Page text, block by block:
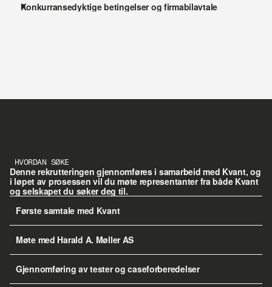
Konkurransedyktige betingelser og firmabilavtale
HVORDAN SØKE
Denne rekrutteringen gjennomføres i samarbeid med Kvant, og
i løpet av prosessen vil du møte representanter fra både Kvant
og selskapet du søker deg til.
Første samtale med Kvant
Møte med Harald A. Møller AS
Gjennomføring av tester og caseforberedelser